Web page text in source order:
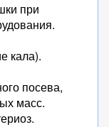
при
кала).
посева,
масс.